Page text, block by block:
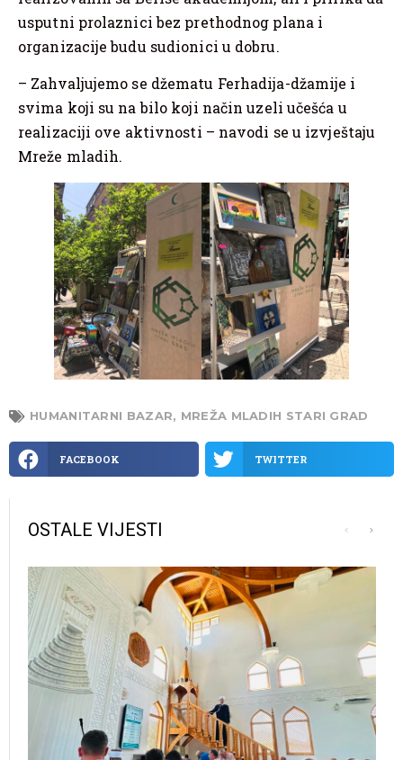
usputni prolaznici bez prethodnog plana i
organizacije budu sudionici u dobru.
– Zahvaljujemo se džematu Ferhadija-džamije i
svima koji su na bilo koji način uzeli učešća u
realizaciji ove aktivnosti – navodi se u izvještaju
Mreže mladih.
HUMANITARNI BAZAR, MREŽA MLADIH STARI GRAD
FACEBOOK TWITTER
OSTALE VIJESTI